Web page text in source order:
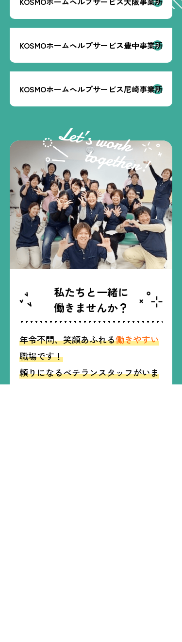
KOSMOホームヘルプサービス豊中事業所
KOSMOホームヘルプサービス尼崎事業所
私たちと一緒に
働きませんか？
年令不問、笑顔あふれる働きやすい
職場です！
頼りになるベテランスタッフがいま